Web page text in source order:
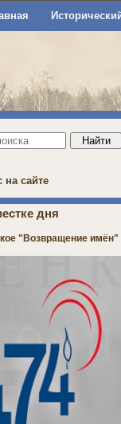
на сайте
дня
"Возвращение имён"